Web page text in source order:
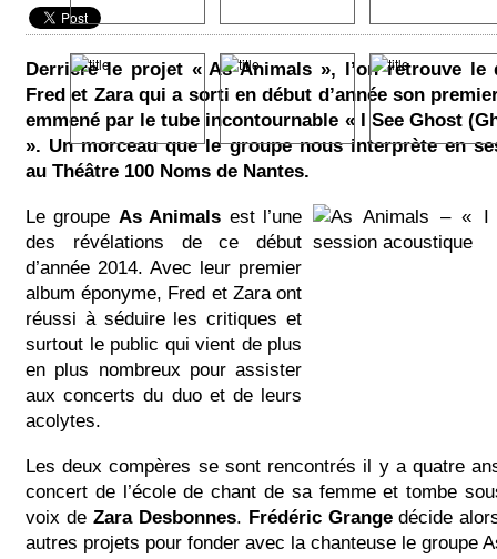
Derrière le projet « As Animals », l’on retrouve le
Fred et Zara qui a sorti en début d’année son
emmené par le tube incontournable « I See Ghost
». Un morceau que le groupe nous interprète en
au Théâtre 100 Noms de Nantes.
Le groupe As Animals est l’une
des révélations de ce début
d’année 2014. Avec leur premier
album éponyme, Fred et Zara ont
réussi à séduire les critiques et
surtout le public qui vient de plus
en plus nombreux pour assister
aux concerts du duo et de leurs
acolytes.
Les deux compères se sont rencontrés il y a quatre
concert de l’école de chant de sa femme et tombe
voix de Zara Desbonnes. Frédéric Grangedécide
autres projets pour fonder avec la chanteuse le groupe